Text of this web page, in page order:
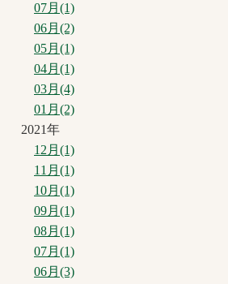
07月(1)
06月(2)
05月(1)
04月(1)
03月(4)
01月(2)
2021年
12月(1)
11月(1)
10月(1)
09月(1)
08月(1)
07月(1)
06月(3)